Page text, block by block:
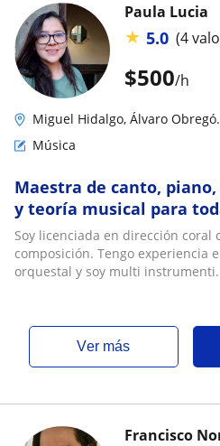
$500/h
Paula Lucia
★ 5.0 (4
Miguel Hidalgo, Álvaro
Música
Maestra de canto,
y teoría musical para
Soy licenciada en dirección coral
composición. Tengo experiencia
orquestal y soy multi
ver más
Francisco